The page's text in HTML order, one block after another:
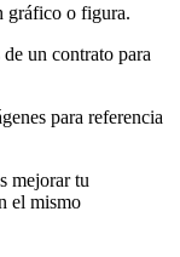
gráfico o figura.
un contrato para
para referencia
mejorar tu
el mismo